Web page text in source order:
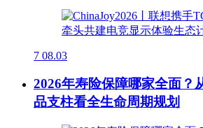
7 08.03
2026年寿险保障哪家全面？
品支柱看全生命周期规划